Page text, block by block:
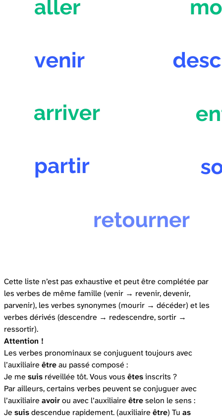
Cette liste n’est pas exhaustive et peut être complétée par
les verbes de même famille (venir → revenir, devenir,
parvenir), les verbes synonymes (mourir → décéder) et les
verbes dérivés (descendre → redescendre, sortir →
ressortir).
Attention !
Les verbes pronominaux se conjuguent toujours avec
l’auxiliaire êtreau passé composé :
Je me suis réveillée tôt. Vous vous êtesinscrits ?
Par ailleurs, certains verbes peuvent se conjuguer avec
l’auxiliaire avoirou avec l’auxiliaire êtreselon le sens :
Je suisdescendue rapidement. (auxiliaire être) Tu as